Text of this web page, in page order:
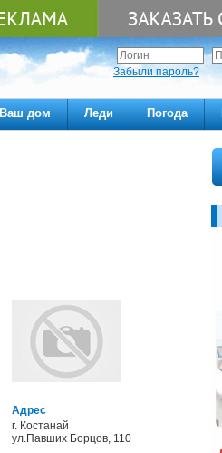
Забыли пароль?
Ваш дом Леди Погода
Адрес
г. Костанай
ул.Павших Борцов, 110